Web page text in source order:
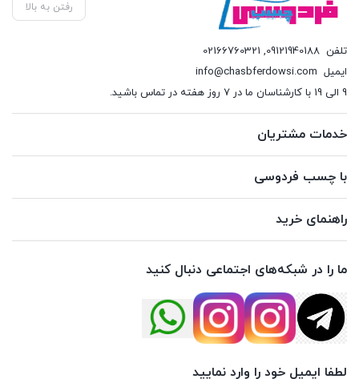
رفتن به بالا
تلفن 09121940188
,
02166760321
ایمیل info@chasbferdowsi.com
9 الی 19 با کارشناسان ما در 7 روز هفته در تماس باشید.
خدمات مشتریان
با چسب فردوسی
راهنمای خرید
ما را در شبکه‌های اجتماعی دنبال کنید
لطفا ایمیل خود را وارد نمایید